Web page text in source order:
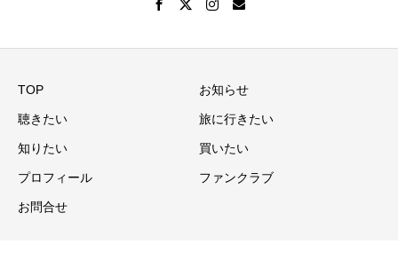
TOP お知らせ
聴きたい 旅に行きたい
知りたい 買いたい
プロフィール ファンクラブ
お問合せ